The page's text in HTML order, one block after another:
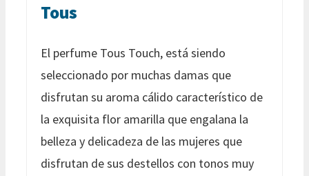
Tous
El perfume Tous Touch, está siendo
seleccionado por muchas damas que
disfrutan su aroma cálido característico de
la exquisita flor amarilla que engalana la
belleza y delicadeza de las mujeres que
disfrutan de sus destellos con tonos muy